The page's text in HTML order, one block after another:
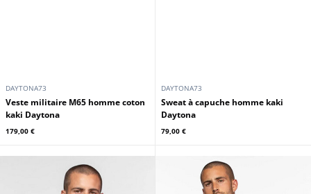
DAYTONA73
Veste militaire M65 homme coton
kaki Daytona
179,00 €
DAYTONA73
Sweat à capuche homme kaki
Daytona
79,00 €